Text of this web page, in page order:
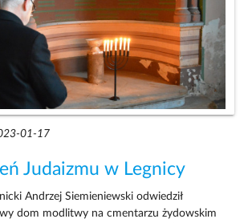
01-17
Judaizmu w Legnicy
Andrzej Siemieniewski odwiedził
dom modlitwy na cmentarzu żydowskim